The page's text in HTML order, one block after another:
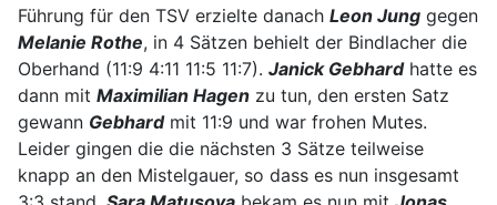
Führung für den TSV erzielte danach Leon Jung gegen
Melanie Rothe, in 4 Sätzen behielt der Bindlacher die
Oberhand (11:9 4:11 11:5 11:7). Janick Gebhardhatte es
dann mit Maximilian Hagen zu tun, den ersten Satz
gewann Gebhardmit 11:9 und war frohen Mutes.
Leider gingen die die nächsten 3 Sätze teilweise
knapp an den Mistelgauer, so dass es nun insgesamt